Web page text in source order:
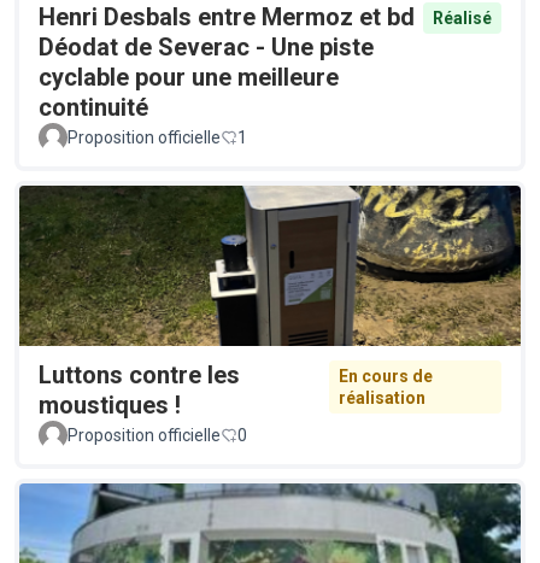
Henri Desbals entre Mermoz et bd
Déodat de Severac - Une piste
cyclable pour une meilleure
continuité
Réalisé
Proposition officielle 1
Luttons contre les
moustiques !
En cours de
réalisation
Proposition officielle
0